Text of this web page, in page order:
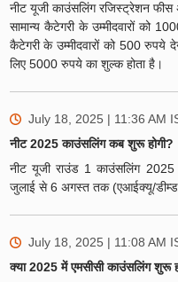
नीट यूजी काउंसलिंग रजिस्ट्रेशन
सामान्य कैटेगरी के उम्मीदवारों को
कैटेगरी के उम्मीदवारों को 500 रुपये
लिए 5000 रुपये का शुल्क होता है।
July 18, 2025 | 11:36 AM
नीट 2025 काउंसलिंग कब शुरू होगी?
नीट यूजी राउंड 1 काउंसलिंग
जुलाई से 6 अगस्त तक (एआईक्यू/डीम्ड/
July 18, 2025 | 11:08 AM
क्या 2025 में एमसीसी काउंसलिंग शुरू